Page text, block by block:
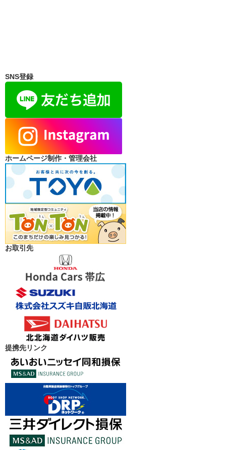
SNS登録
ホームページ制作・管理会社
お取引先
提携先リンク